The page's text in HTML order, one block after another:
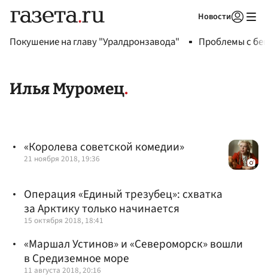
Новости
Покушение на главу "Уралдронзавода" Проблемы с
Илья Муромец
«Королева советской комедии»
21 ноября 2018, 19:36
Операция «Единый трезубец»: схватка
за Арктику только начинается
15 октября 2018, 18:41
«Маршал Устинов» и «Североморск» вошли
в Средиземное море
11 августа 2018, 20:16